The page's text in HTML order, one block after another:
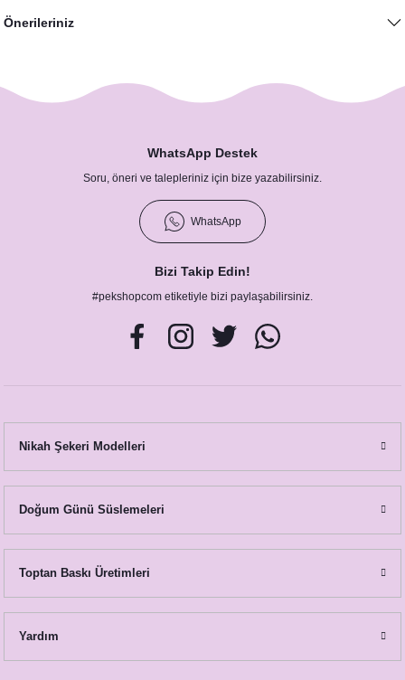
Önerileriniz
WhatsApp Destek
Soru, öneri ve talepleriniz için bize yazabilirsiniz.
WhatsApp
Bizi Takip Edin!
#pekshopcom etiketiyle bizi paylaşabilirsiniz.
Nikah Şekeri Modelleri
Doğum Günü Süslemeleri
Toptan Baskı Üretimleri
Yardım